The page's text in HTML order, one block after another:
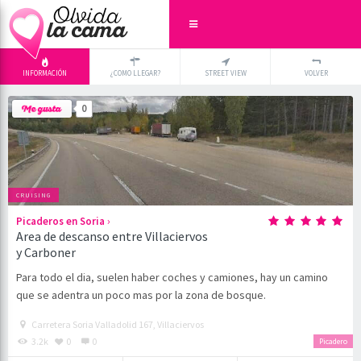
INFORMACIÓN ¿COMO LLEGAR? STREET VIEW VOLVER
0
CRUISING
Picaderos en Soria ›
Area de descanso entre Villaciervos
y Carboner
Para todo el dia, suelen haber coches y camiones, hay un camino
que se adentra un poco mas por la zona de bosque.
Picadero
Carretera Soria Valladolid 167, Villaciervos
3.2k
0 0
-